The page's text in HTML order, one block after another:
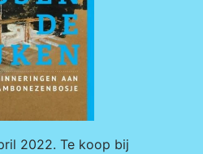
2022. Te koop bij